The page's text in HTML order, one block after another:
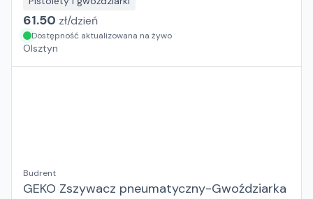
61.50 zł/dzień
Dostępność aktualizowana na żywo
Olsztyn
Budrent
GEKO Zszywacz pneumatyczny-Gwoździarka